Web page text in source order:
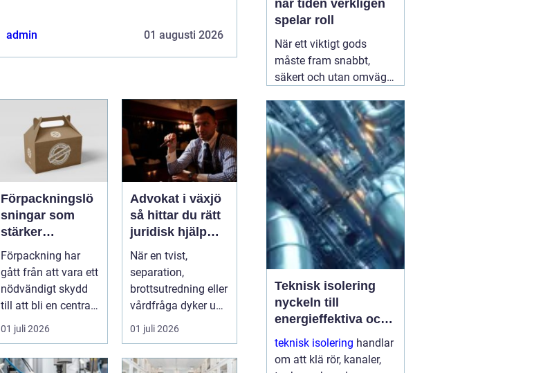
admin 01 augusti 2026
Förpackningslö
sningar som
stärker
varumärke,
hållbarhet och
lönsamhet
Förpackning har
gått från att vara ett
nödvändigt skydd
till att bli en central
del av varumärket,
k...
01 juli 2026
Advokat i växjö
så hittar du rätt
juridisk hjälp
när livet
förändras
När en tvist,
separation,
brottsutredning eller
vårdfråga dyker upp
hamnar många i en
situation de a...
01 juli 2026
när tiden verkligen
spelar roll
När ett viktigt gods
måste fram snabbt,
säkert och utan omvägar
transportpartner
avgörande. Företag som
är beroende av täta
leveranser vet hur stor
skillnad en timme kan
göra för produktion,
montageteam eller
slutkund. Här01 augusti
2026
Teknisk isolering
nyckeln till
energieffektiva och
driftsäkra
anläggningar
teknisk isolering handlar
om att klä rör, kanaler,